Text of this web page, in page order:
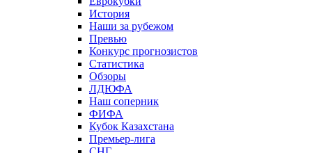
История
Наши за рубежом
Превью
Конкурс прогнозистов
Статистика
Обзоры
ЛДЮФА
Наш соперник
ФИФА
Кубок Казахстана
Премьер-лига